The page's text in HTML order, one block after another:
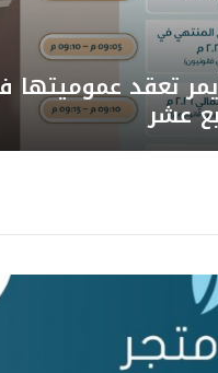
الخيرية لمرض
شراكاتها الأكاديمية